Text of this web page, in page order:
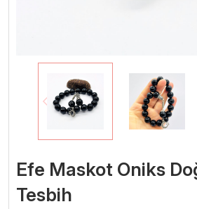
Efe Maskot Oniks
Tesbih